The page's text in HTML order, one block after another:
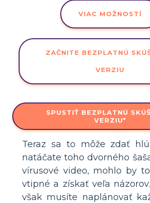
VIAC MOŽNOSTÍ
ZAČNITE BEZPLATNÚ
VERZIU
SPUSTIŤ BEZPLATNÚ
VERZIU*
Teraz sa to môže zdať
natáčate toho dvorného
vírusové video, mohlo by
vtipné a získať veľa
však musíte naplánovať